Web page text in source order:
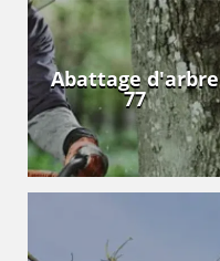
Abattage d'arbre
77